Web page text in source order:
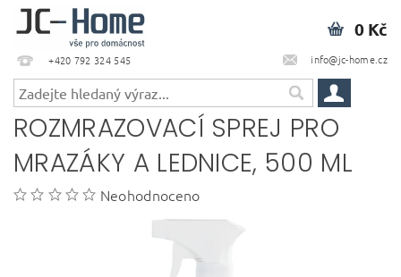
+420 792 324 545 info@jc-home.cz
0 Kč
ROZMRAZOVACÍ SPREJ PRO
MRAZÁKY A LEDNICE, 500 ML
Neohodnoceno